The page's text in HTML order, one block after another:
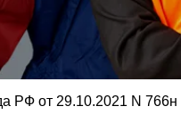
РФ от 29.10.2021 N 766н